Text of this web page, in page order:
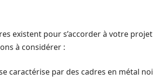
existent pour s’accorder à votre projet
à considérer :
caractérise par des cadres en métal